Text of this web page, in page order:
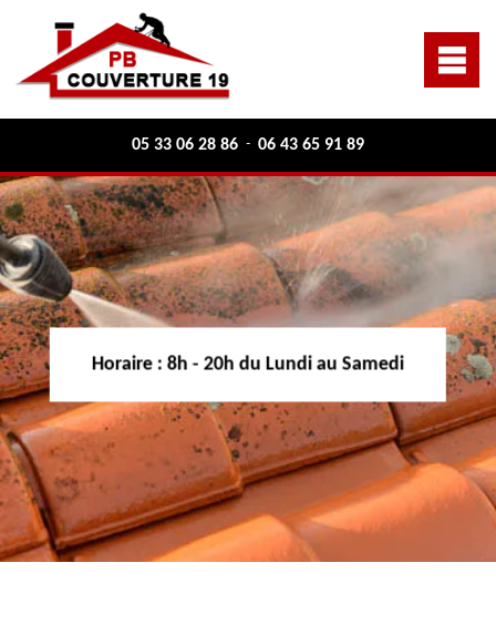
05 33 06 28 86 - 06 43 65 91 89
Horaire : 8h - 20h du Lundi au Samedi